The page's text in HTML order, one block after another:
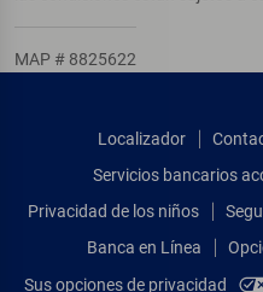
MAP # 8825622
Localizador
Servicios bancarios
Privacidad de los niños
Banca en Línea
Sus opciones de privacidad